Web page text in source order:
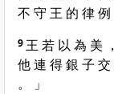
不 守 王 的 律 例
9王 若 以 為 美
他 連 得 銀 子
。 」